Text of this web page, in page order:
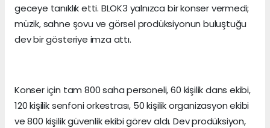
geceye tanıklık etti. BLOK3 yalnızca bir konser vermedi;
müzik, sahne şovu ve görsel prodüksiyonun buluştuğu
dev bir gösteriye imza attı.
Konser için tam 800 saha personeli, 60 kişilik dans ekibi,
120 kişilik senfoni orkestrası, 50 kişilik organizasyon ekibi
ve 800 kişilik güvenlik ekibi görev aldı. Dev prodüksiyon,